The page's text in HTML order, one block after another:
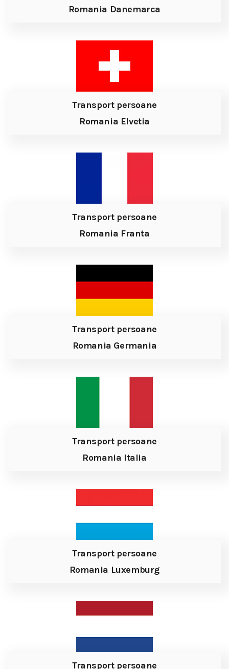
Romania Danemarca
Transport persoane
Romania Elvetia
Transport persoane
Romania Franta
Transport persoane
Romania Germania
Transport persoane
Romania Italia
Transport persoane
Romania Luxemburg
Transport persoane